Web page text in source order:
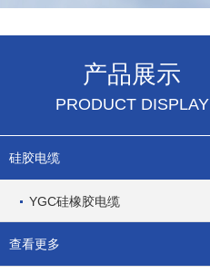
产品展示
PRODUCT DISPLAY
硅胶电缆
YGC硅橡胶电缆
查看更多